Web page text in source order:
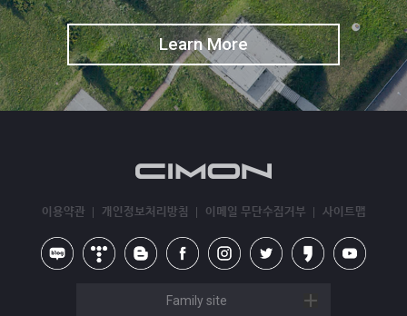
Learn More
이용약관 개인정보처리방침 이메일 무단수집거부 사이트맵
Family site